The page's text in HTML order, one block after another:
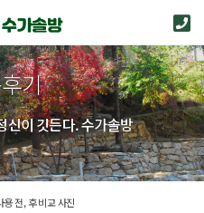
기
신이 깃든다. 수가솔방
전, 후 비교 사진